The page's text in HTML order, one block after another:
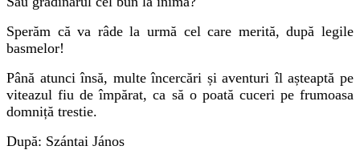
Sperăm că va râde la urmă cel care merită, după legile
basmelor!
Până atunci însă, multe încercări și aventuri îl așteaptă pe
viteazul fiu de împărat, ca să o poată cuceri pe frumoasa
domniță trestie.
După: Szántai János